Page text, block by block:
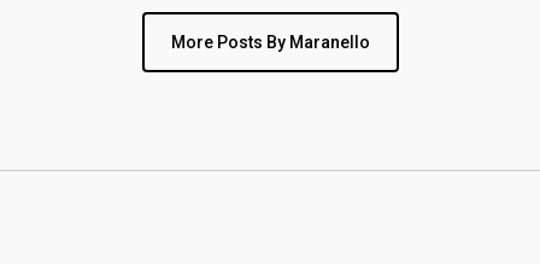
More Posts By Maranello